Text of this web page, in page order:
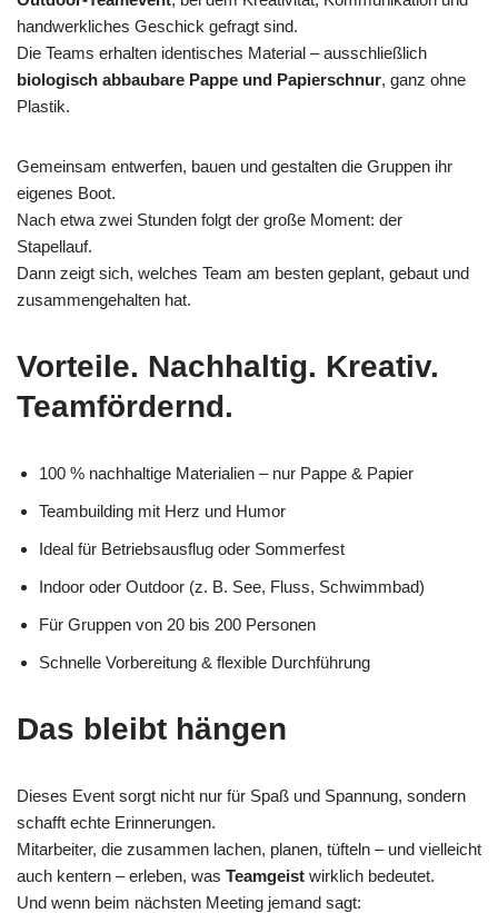
handwerkliches Geschick gefragt sind.
Die Teams erhalten identisches Material – ausschließlich
biologisch abbaubare Pappe und Papierschnur, ganz ohne
Plastik.
Gemeinsam entwerfen, bauen und gestalten die Gruppen ihr
eigenes Boot.
Nach etwa zwei Stunden folgt der große Moment: der
Stapellauf.
Dann zeigt sich, welches Team am besten geplant, gebaut und
zusammengehalten hat.
Vorteile. Nachhaltig. Kreativ.
Teamfördernd.
100 % nachhaltige Materialien – nur Pappe & Papier
Teambuilding mit Herz und Humor
Ideal für Betriebsausflug oder Sommerfest
Indoor oder Outdoor (z. B. See, Fluss, Schwimmbad)
Für Gruppen von 20 bis 200 Personen
Schnelle Vorbereitung & flexible Durchführung
Das bleibt hängen
Dieses Event sorgt nicht nur für Spaß und Spannung, sondern
schafft echte Erinnerungen.
Mitarbeiter, die zusammen lachen, planen, tüfteln – und vielleicht
auch kentern – erleben, was Teamgeist wirklich bedeutet.
Und wenn beim nächsten Meeting jemand sagt: